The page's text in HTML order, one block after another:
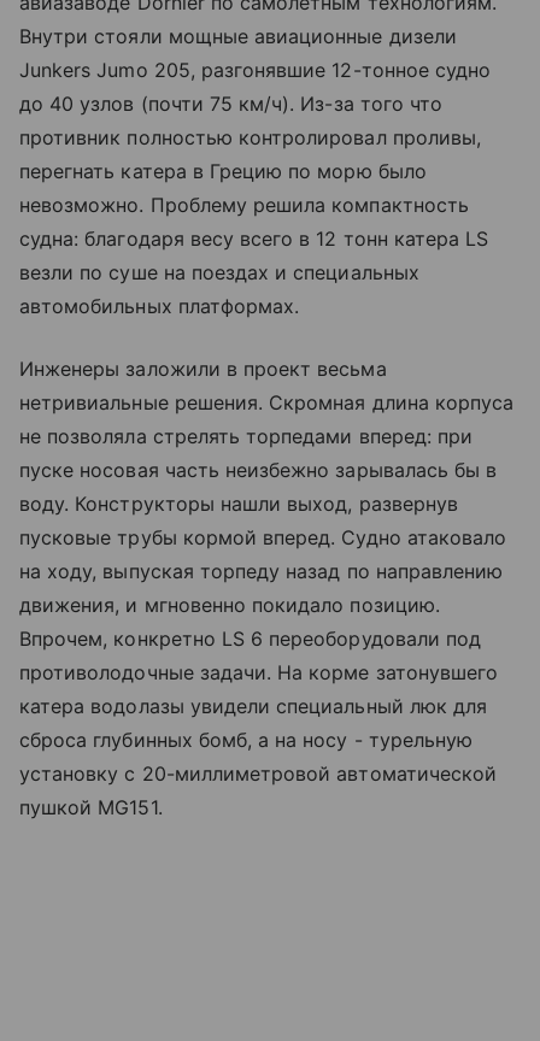
Внутри стояли мощные авиационные дизели
Junkers Jumo 205, разгонявшие 12-тонное судно
до 40 узлов (почти 75 км/ч). Из-за того что
противник полностью контролировал проливы,
перегнать катера в Грецию по морю было
невозможно. Проблему решила компактность
судна: благодаря весу всего в 12 тонн катера LS
везли по суше на поездах и специальных
автомобильных платформах.
Инженеры заложили в проект весьма
нетривиальные решения. Скромная длина корпуса
не позволяла стрелять торпедами вперед: при
пуске носовая часть неизбежно зарывалась бы в
воду. Конструкторы нашли выход, развернув
пусковые трубы кормой вперед. Судно атаковало
на ходу, выпуская торпеду назад по направлению
движения, и мгновенно покидало позицию.
Впрочем, конкретно LS 6 переоборудовали под
противолодочные задачи. На корме затонувшего
катера водолазы увидели специальный люк для
сброса глубинных бомб, а на носу - турельную
установку с 20-миллиметровой автоматической
пушкой MG151.